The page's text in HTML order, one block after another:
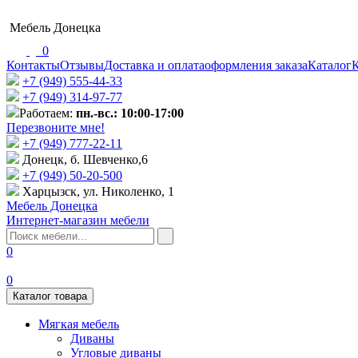
Мебель Донецка
0
КонтактыОтзывыДоставка и оплатаоформления заказаКаталог
+7 (949) 555-44-33
+7 (949) 314-97-77
Работаем: пн.-вс.: 10:00-17:00
Перезвоните мне!
+7 (‎949) 777-22-11
Донецк, б. Шевченко,6
+7 (949) 50-20-500
Харцызск, ул. Николенко, 1
Мебель Донецка
Интернет-магазин мебели
0
0
Каталог товара
Мягкая мебель
Диваны
Угловые диваны